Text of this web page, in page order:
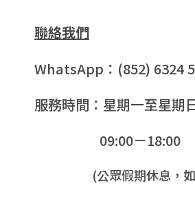
聯絡我們
WhatsApp：(852) 6324
服務時間：星期一至星期
09:00－18:00
(公眾假期休息，如有